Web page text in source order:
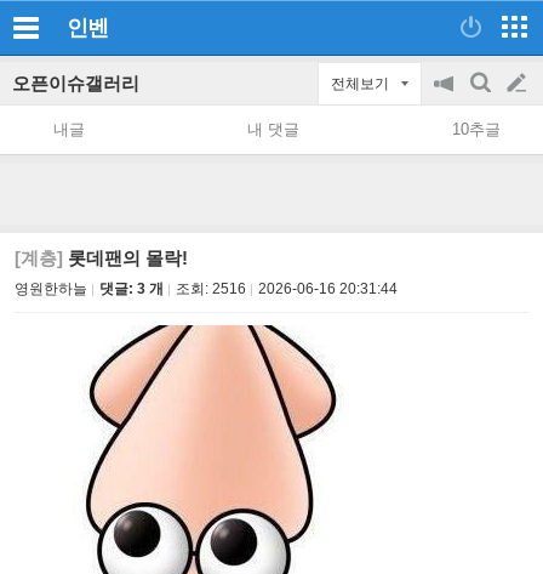
인벤
오픈이슈갤러리 전체보기
공
지
on/off
검
색
글
쓰
내글 내 댓글 10추글
[계층] 롯데팬의 몰락!
영원한하늘 댓글: 3 개 조회: 2516 2026-06-16 20:31:44